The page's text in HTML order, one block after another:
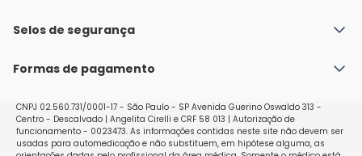
Nossas lojas
Política de Envio
Políticas de Trocas e Devoluções
Selos de segurança
Formas de pagamento
CNPJ 02.560.731/0001-17 - São Paulo - SP Avenida Guerino Oswaldo 313 -
Centro - Descalvado | Angelita Cirelli e CRF 58 013 | Autorização de
funcionamento - 0023473. As informações contidas neste site não devem ser
usadas para automedicação e não substituem, em hipótese alguma, as